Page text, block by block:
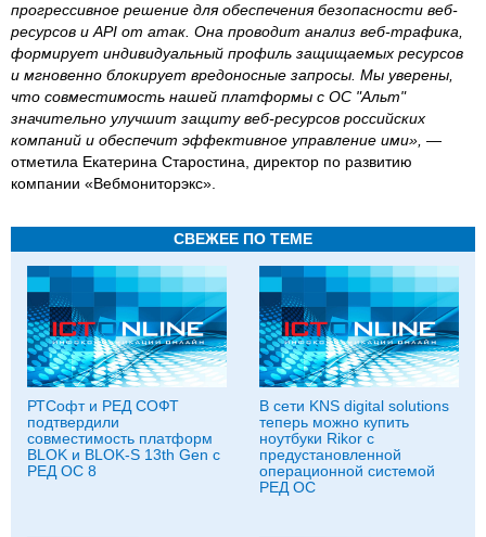
прогрессивное решение для обеспечения безопасности веб-
ресурсов и API от атак. Она проводит анализ веб-трафика,
формирует индивидуальный профиль защищаемых ресурсов
и мгновенно блокирует вредоносные запросы. Мы уверены,
что совместимость нашей платформы с ОС "Альт"
значительно улучшит защиту веб-ресурсов российских
компаний и обеспечит эффективное управление ими», —
отметила Екатерина Старостина, директор по развитию
компании «Вебмониторэкс».
СВЕЖЕЕ ПО ТЕМЕ
РТСофт и РЕД СОФТ
подтвердили
совместимость платформ
BLOK и BLOK-S 13th Gen с
РЕД ОС 8
В сети KNS digital solutions
теперь можно купить
ноутбуки Rikor с
предустановленной
операционной системой
РЕД ОС